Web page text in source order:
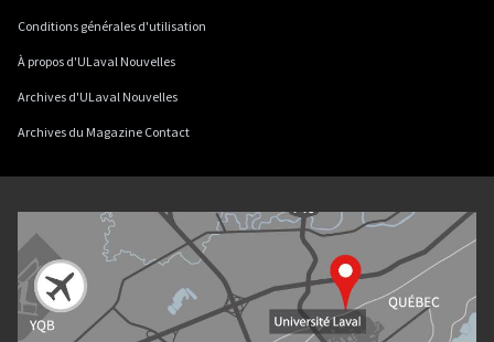
Conditions générales d'utilisation
À propos d'ULaval Nouvelles
Archives d'ULaval Nouvelles
Archives du Magazine Contact